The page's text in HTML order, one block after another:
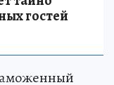
для
тайно
гостей